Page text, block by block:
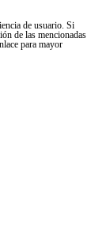
de usuario. Si
de las mencionadas
para mayor